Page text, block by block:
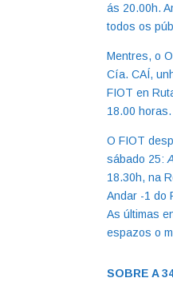
ás 20.00h.
todos os
Mentres, o
Cía. CAÍ,
FIOT en
18.00 horas.
O FIOT
sábado 25:
18.30h, na
Andar -1 do
As últimas
espazos o
SOBRE A